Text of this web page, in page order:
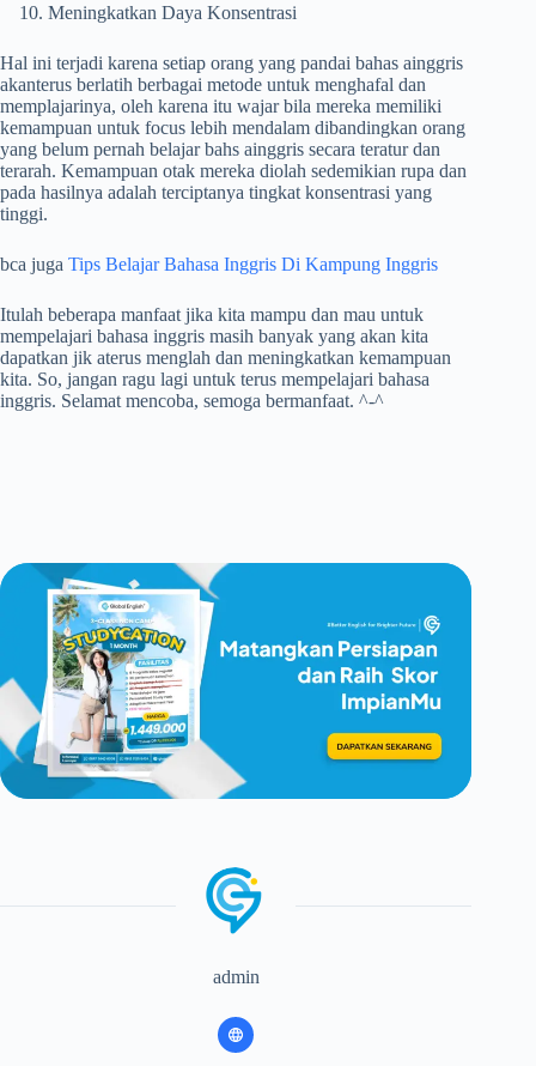
Meningkatkan Daya Konsentrasi
Hal ini terjadi karena setiap orang yang pandai bahas ainggris
akanterus berlatih berbagai metode untuk menghafal dan
memplajarinya, oleh karena itu wajar bila mereka memiliki
kemampuan untuk focus lebih mendalam dibandingkan orang
yang belum pernah belajar bahs ainggris secara teratur dan
terarah. Kemampuan otak mereka diolah sedemikian rupa dan
pada hasilnya adalah terciptanya tingkat konsentrasi yang
tinggi.
bca juga Tips Belajar Bahasa Inggris Di Kampung Inggris
Itulah beberapa manfaat jika kita mampu dan mau untuk
mempelajari bahasa inggris masih banyak yang akan kita
dapatkan jik aterus menglah dan meningkatkan kemampuan
kita. So, jangan ragu lagi untuk terus mempelajari bahasa
inggris. Selamat mencoba, semoga bermanfaat. ^-^
admin